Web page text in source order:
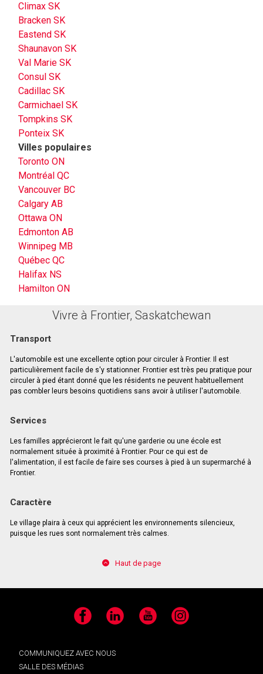
Climax SK
Bracken SK
Eastend SK
Shaunavon SK
Val Marie SK
Consul SK
Cadillac SK
Carmichael SK
Tompkins SK
Ponteix SK
Villes populaires
Toronto ON
Montréal QC
Vancouver BC
Calgary AB
Ottawa ON
Edmonton AB
Winnipeg MB
Québec QC
Halifax NS
Hamilton ON
Vivre à Frontier, Saskatchewan
Transport
L'automobile est une excellente option pour circuler à Frontier. Il est
particulièrement facile de s'y stationner. Frontier est très peu pratique pour
circuler à pied étant donné que les résidents ne peuvent habituellement
pas combler leurs besoins quotidiens sans avoir à utiliser l'automobile.
Services
Les familles apprécieront le fait qu'une garderie ou une école est
normalement située à proximité à Frontier. Pour ce qui est de
l'alimentation, il est facile de faire ses courses à pied à un supermarché à
Frontier.
Caractère
Le village plaira à ceux qui apprécient les environnements silencieux,
puisque les rues sont normalement très calmes.
Haut de page
Facebook LinkedIn YouTube Instagram
COMMUNIQUEZ AVEC NOUS
SALLE DES MÉDIAS